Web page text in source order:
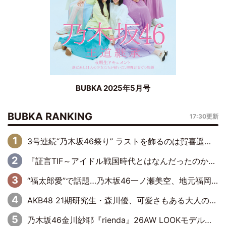
BUBKA 2025年5月号
BUBKA RANKING 17:30更新
3号連続“乃木坂46祭り” ラストを飾るのは賀喜遥香…5年ぶりの登場に「5年分大人になった私を見ていただけたら」
『証言TIF～アイドル戦国時代とはなんだったのか～』第6回：でんぱ組.inc・古川未鈴×相沢梨紗「『ハロプロやりたかったな』って言ったら、夢眠ねむさんに『てめえはでんぱ組．incなんだよ！』って肩パンされて(笑)」
“福太郎愛”で話題…乃木坂46一ノ瀬美空、地元福岡『めんべい25周年トップサポーター』に就任
AKB48 21期研究生・森川優、可愛さもある大人の女性に
乃木坂46金川紗耶『rienda』26AW LOOKモデルに就任